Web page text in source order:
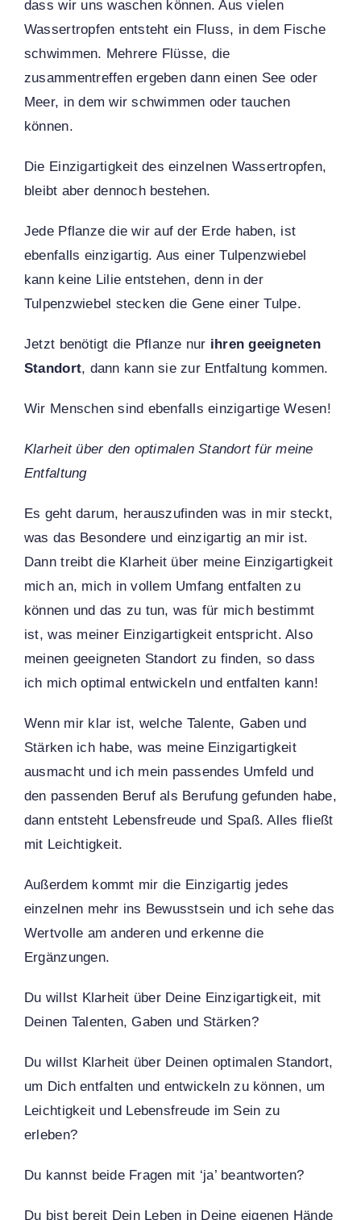
dass wir uns waschen können. Aus vielen
Wassertropfen entsteht ein Fluss, in dem Fische
schwimmen. Mehrere Flüsse, die
zusammentreffen ergeben dann einen See oder
Meer, in dem wir schwimmen oder tauchen
können.
Die Einzigartigkeit des einzelnen Wassertropfen,
bleibt aber dennoch bestehen.
Jede Pflanze die wir auf der Erde haben, ist
ebenfalls einzigartig. Aus einer Tulpenzwiebel
kann keine Lilie entstehen, denn in der
Tulpenzwiebel stecken die Gene einer Tulpe.
Jetzt benötigt die Pflanze nur ihren geeigneten
Standort, dann kann sie zur Entfaltung kommen.
Wir Menschen sind ebenfalls einzigartige Wesen!
Klarheit über den optimalen Standort für meine
Entfaltung
Es geht darum, herauszufinden was in mir steckt,
was das Besondere und einzigartig an mir ist.
Dann treibt die Klarheit über meine Einzigartigkeit
mich an, mich in vollem Umfang entfalten zu
können und das zu tun, was für mich bestimmt
ist, was meiner Einzigartigkeit entspricht. Also
meinen geeigneten Standort zu finden, so dass
ich mich optimal entwickeln und entfalten kann!
Wenn mir klar ist, welche Talente, Gaben und
Stärken ich habe, was meine Einzigartigkeit
ausmacht und ich mein passendes Umfeld und
den passenden Beruf als Berufung gefunden habe,
dann entsteht Lebensfreude und Spaß. Alles fließt
mit Leichtigkeit.
Außerdem kommt mir die Einzigartig jedes
einzelnen mehr ins Bewusstsein und ich sehe das
Wertvolle am anderen und erkenne die
Ergänzungen.
Du willst Klarheit über Deine Einzigartigkeit, mit
Deinen Talenten, Gaben und Stärken?
Du willst Klarheit über Deinen optimalen Standort,
um Dich entfalten und entwickeln zu können, um
Leichtigkeit und Lebensfreude im Sein zu
erleben?
Du kannst beide Fragen mit ‘ja’ beantworten?
Du bist bereit Dein Leben in Deine eigenen Hände